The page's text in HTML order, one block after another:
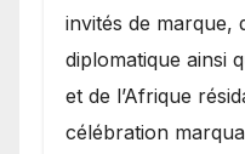
invités de marque,
diplomatique ainsi
et de l’Afrique
célébration